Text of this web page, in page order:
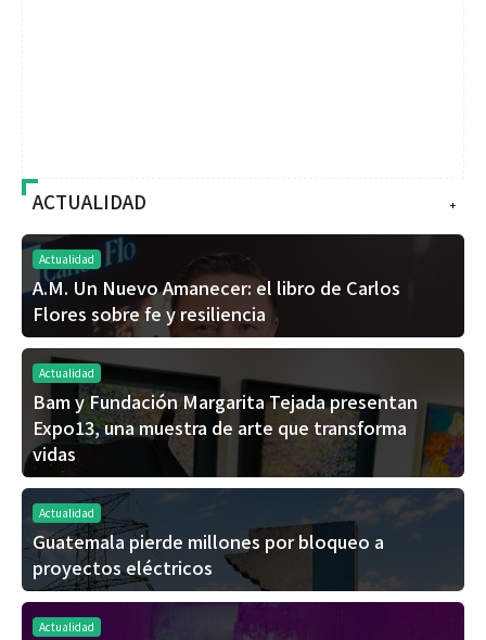
+
ACTUALIDAD
Actualidad
A.M. Un Nuevo Amanecer: el libro de Carlos
Flores sobre fe y resiliencia
Actualidad
Bam y Fundación Margarita Tejada presentan
Expo13, una muestra de arte que transforma
vidas
Actualidad
Guatemala pierde millones por bloqueo a
proyectos eléctricos
Actualidad